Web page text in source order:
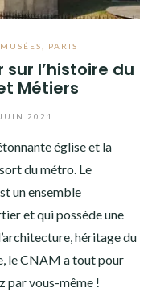
MUSÉES PARIS
l’histoire du
Métiers
2021
église et la
du métro. Le
un ensemble
et qui possède une
héritage du
le CNAM a tout pour
par vous-même !